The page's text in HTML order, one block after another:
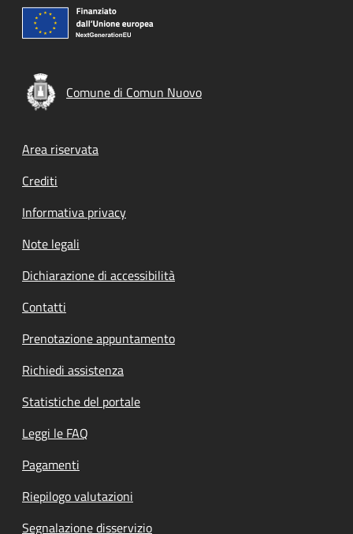
Comune di Comun Nuovo
Footer menu
Area riservata
Crediti
Informativa privacy
Note legali
Dichiarazione di accessibilità
Contatti
Prenotazione appuntamento
Richiedi assistenza
Statistiche del portale
Leggi le FAQ
Pagamenti
Riepilogo valutazioni
Segnalazione disservizio